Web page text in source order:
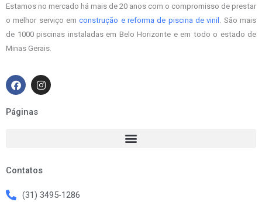
Estamos no mercado há mais de 20 anos com o compromisso de prestar
o melhor serviço emconstrução e reforma de piscina de vinil
. São mais
de 1000 piscinas instaladas em Belo Horizonte e em todo o estado de
Minas Gerais.
F
a
e
b
I
n
Páginas
Contatos
(31) 3495-1286